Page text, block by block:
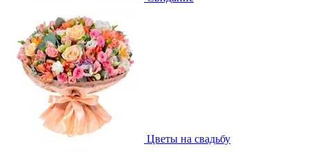
Цветы на свадьбу